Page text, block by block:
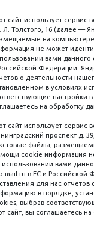
куб».
Россия, г. Томск,
сайт использует
Л. Толстого, 16 (далее —
на компьютере
не может
вами данного
Федерации.
о деятельности
в условиях
настройки
на обработку
сайт использует
проспект д.
файлы,
cookie информация
использовании вами
в ЕС и Российской
для нас отчетов
в порядке,
выбрав
сайт, вы соглашаетесь